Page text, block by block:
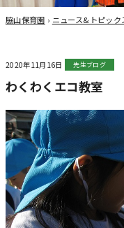
脇山保育園 › ニュース&トピック
2020年11月16日 先生ブログ
わくわくエコ教室